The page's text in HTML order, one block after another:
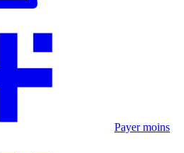
Payer moins